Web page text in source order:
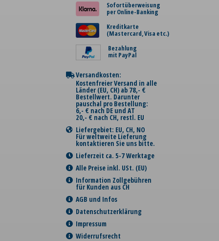
Sofortüberweisung
per Online-Banking
Kreditkarte
(Mastercard, Visa etc.)
Bezahlung
mit PayPal
Versandkosten:
Kostenfreier Versand in alle
Länder (EU, CH) ab 78,- €
Bestellwert. Darunter
pauschal pro Bestellung:
6,- € nach DE und AT
20,- € nach CH, restl. EU
Liefergebiet: EU, CH, NO
Für weltweite Lieferung
kontaktieren Sie uns bitte.
Lieferzeit ca. 5-7 Werktage
Alle Preise inkl. USt. (EU)
Information Zollgebühren
für Kunden aus CH
AGB und Infos
Datenschutzerklärung
Impressum
Widerrufsrecht